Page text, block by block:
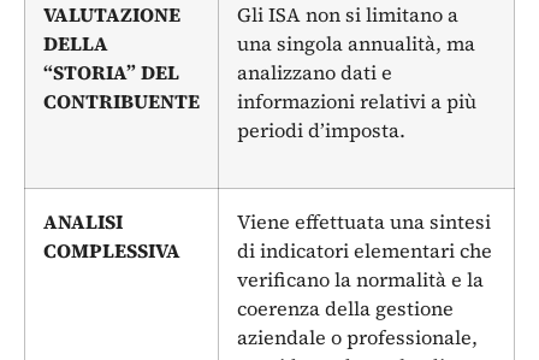
VALUTAZIONE
DELLA
“STORIA” DEL
CONTRIBUENTE
Gli ISA non si limitano a
una singola annualità, ma
analizzano dati e
informazioni relativi a più
periodi d’imposta.
ANALISI
COMPLESSIVA
Viene effettuata una sintesi
di indicatori elementari che
verificano la normalità e la
coerenza della gestione
aziendale o professionale,